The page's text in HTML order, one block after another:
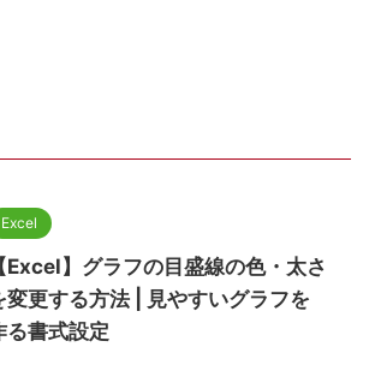
Excel
【Excel】グラフの目盛線の色・太さ
変更する方法 | 見やすいグラフを
る書式設定